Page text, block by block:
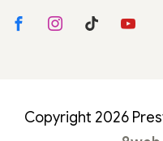
Copyright 2026